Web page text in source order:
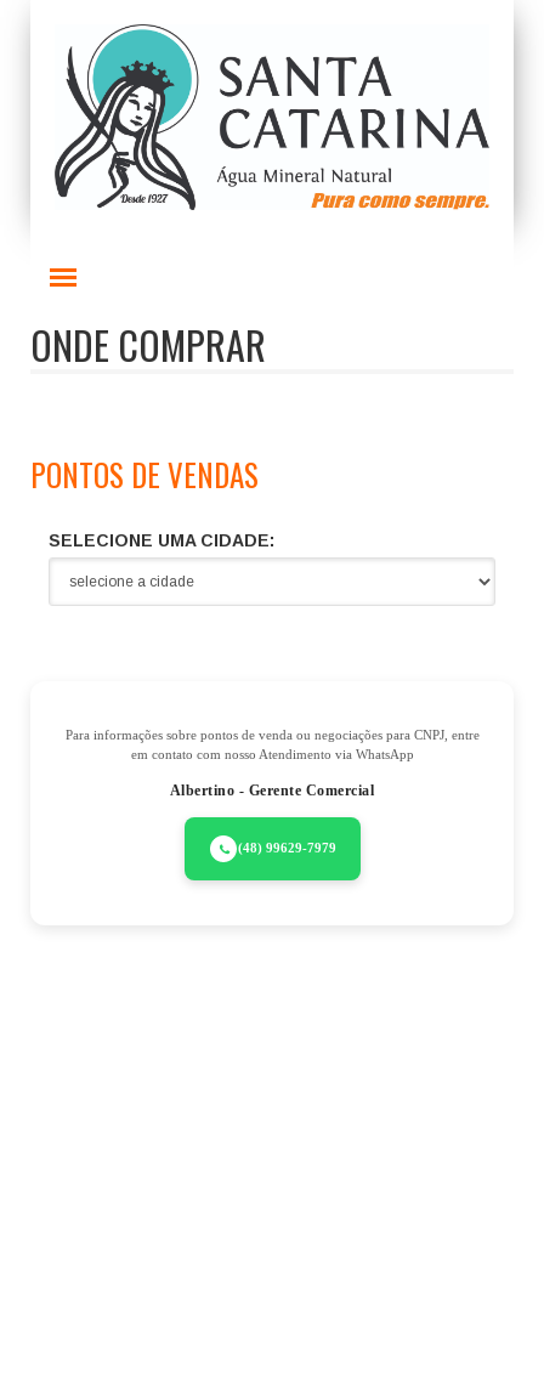
ONDE COMPRAR
PONTOS DE VENDAS
SELECIONE UMA CIDADE:
Para informações sobre pontos de venda ou negociações para CNPJ, entre
em contato com nosso Atendimento via WhatsApp
Albertino - Gerente Comercial
(48) 99629-7979